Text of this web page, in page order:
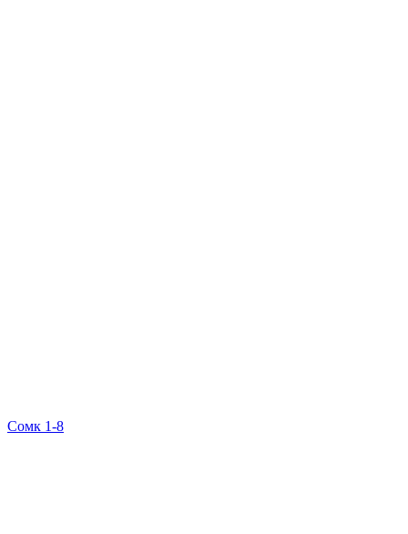
Сомк 1-8